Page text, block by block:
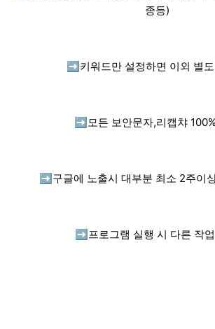
종등)
➡️ 키워드만 설정하면 이외 별
➡️ 모든 보안문자,리캡챠
➡️ 구글에 노출시 대부분 최소 2주이
➡️ 프로그램 실행 시 다른 작